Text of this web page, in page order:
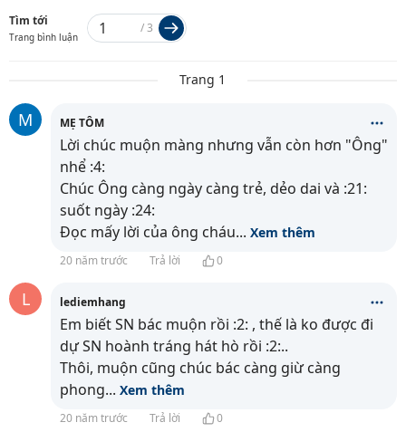
Tìm tới
Trang bình luận
/3
Trang 1
M MẸ TÔM
Lời chúc muộn màng nhưng vẫn còn hơn "Ông"
nhể :4:
Chúc Ông càng ngày càng trẻ, dẻo dai và :21:
suốt ngày :24:
Đọc mấy lời của ông cháu... Xem thêm
20 năm trước Trả lời 0
L lediemhang
Em biết SN bác muộn rồi :2: , thế là ko được đi
dự SN hoành tráng hát hò rồi :2:..
Thôi, muộn cũng chúc bác càng giừ càng
phong... Xem thêm
20 năm trước Trả lời 0